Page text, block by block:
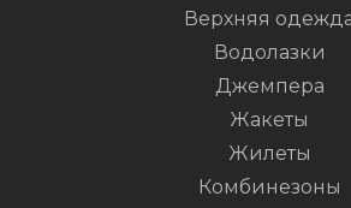
Верхняя
Водолазки
Джемпера
Жакеты
Жилеты
Комбинезоны